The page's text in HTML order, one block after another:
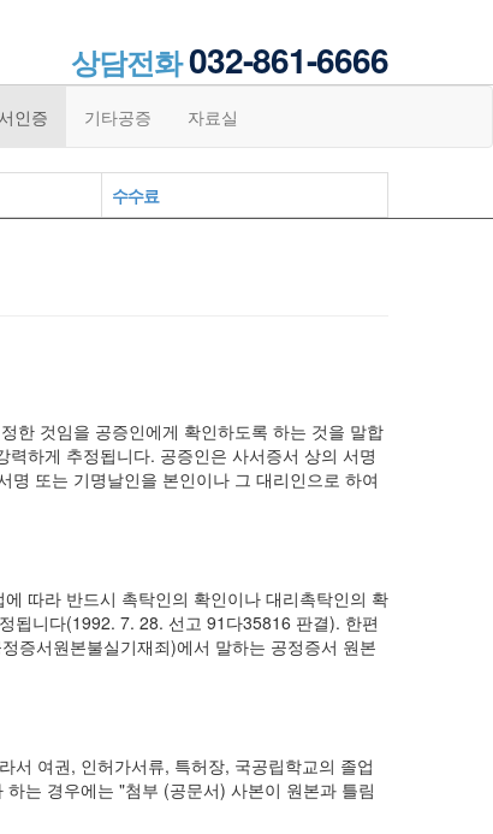
상담전화032-861-6666
인증 기타공증 자료실
수수료
한 것임을 공증인에게 확인하도록 하는 것을 말합
하게 추정됩니다. 공증인은 사서증서 상의 서명
또는 기명날인을 본인이나 그 대리인으로 하여
따라 반드시 촉탁인의 확인이나 대리촉탁인의 확
됩니다(1992. 7. 28. 선고 91다35816 판결). 한편
증서원본불실기재죄)에서 말하는 공정증서 원본
서 여권, 인허가서류, 특허장, 국공립학교의 졸업
는 경우에는 "첨부 (공문서) 사본이 원본과 틀림